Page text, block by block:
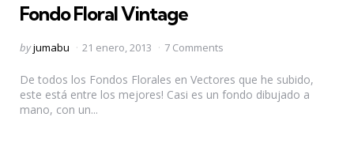
Fondo Floral Vintage
Posted
byjumabu 21 enero, 2013 7 Comments
De todos los Fondos Florales en Vectores que he subido,
este está entre los mejores! Casi es un fondo dibujado a
mano, con un...